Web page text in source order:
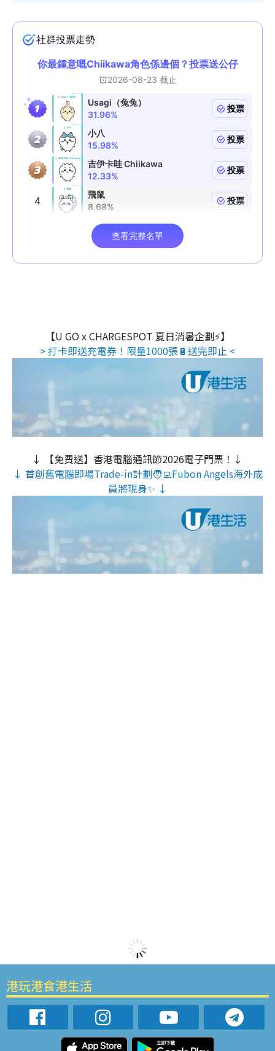
【U GO x CHARGESPOT 夏日消暑企劃⚡】
> 打卡即送充電券！限量1000張🔋送完即止 <
↓ 【免費送】香港電腦通訊節2026電子門票！↓
↓ 首創舊電腦即場Trade-in計劃🧑‍💻Fubon Angels海外成
員將現身✨ ↓
港玩港食港生活